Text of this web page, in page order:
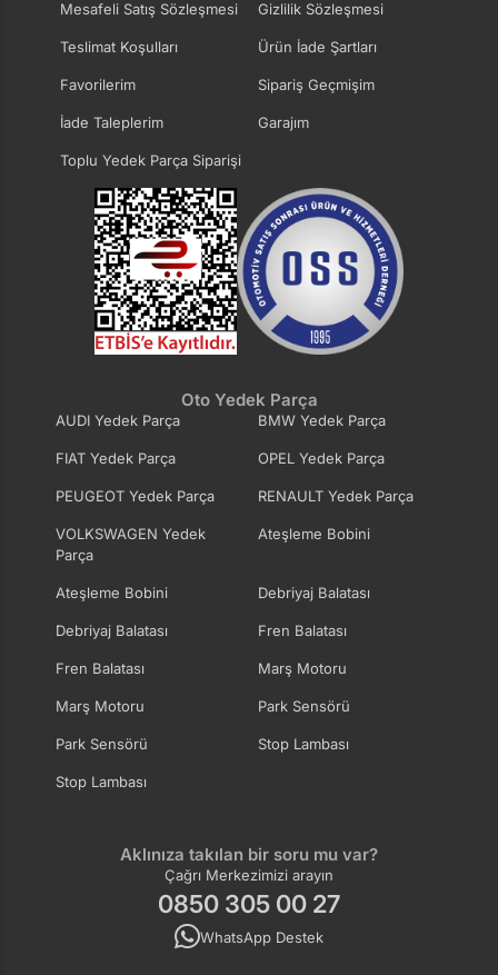
Mesafeli Satış Sözleşmesi Gizlilik Sözleşmesi
Teslimat Koşulları Ürün İade Şartları
Favorilerim Sipariş Geçmişim
İade Taleplerim Garajım
Toplu Yedek Parça Siparişi
Oto Yedek Parça
AUDI Yedek Parça BMW Yedek Parça
FIAT Yedek Parça OPEL Yedek Parça
PEUGEOT Yedek Parça RENAULT Yedek Parça
VOLKSWAGEN Yedek
Parça
Ateşleme Bobini
Ateşleme Bobini Debriyaj Balatası
Debriyaj Balatası Fren Balatası
Fren Balatası Marş Motoru
Marş Motoru Park Sensörü
Park Sensörü Stop Lambası
Stop Lambası
Aklınıza takılan bir soru mu var?
Çağrı Merkezimizi arayın
0850 305 00 27
WhatsApp Destek